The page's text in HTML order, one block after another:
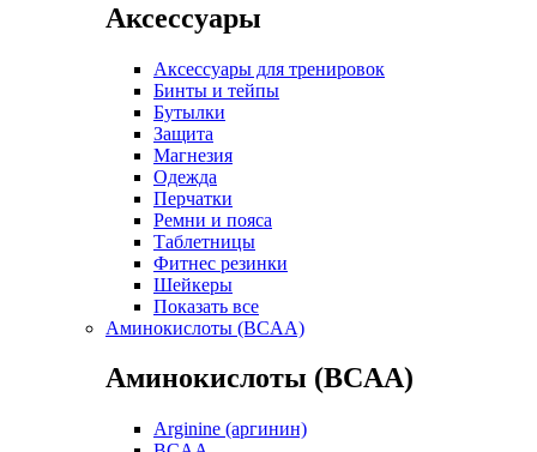
Аксессуары
Аксессуары для тренировок
Бинты и тейпы
Бутылки
Защита
Магнезия
Одежда
Перчатки
Ремни и пояса
Таблетницы
Фитнес резинки
Шейкеры
Показать все
Аминокислоты (BCAA)
Аминокислоты (BCAA)
Arginine (аргинин)